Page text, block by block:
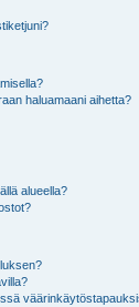
haluamaani aihetta?
alueella?